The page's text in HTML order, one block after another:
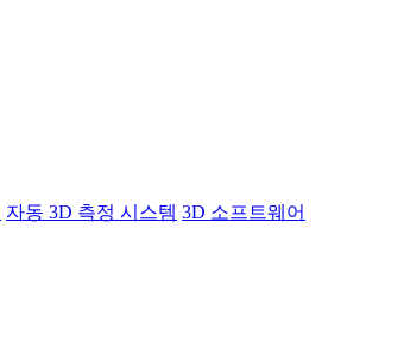
자동 3D 측정 시스템 3D 소프트웨어